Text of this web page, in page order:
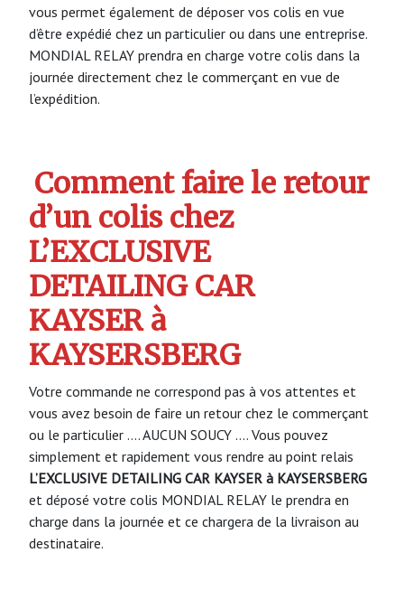
vous permet également de déposer vos colis en vue
d’être expédié chez un particulier ou dans une entreprise.
MONDIAL RELAY prendra en charge votre colis dans la
journée directement chez le commerçant en vue de
l’expédition.
Comment faire le retour
d’un colis chez
L’EXCLUSIVE
DETAILING CAR
KAYSER à
KAYSERSBERG
Votre commande ne correspond pas à vos attentes et
vous avez besoin de faire un retour chez le commerçant
ou le particulier …. AUCUN SOUCY …. Vous pouvez
simplement et rapidement vous rendre au point relais
L’EXCLUSIVE DETAILING CAR KAYSER à KAYSERSBERG
et déposé votre colis MONDIAL RELAY le prendra en
charge dans la journée et ce chargera de la livraison au
destinataire.